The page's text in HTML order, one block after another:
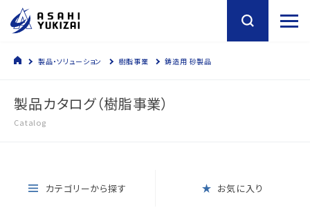
製品・ソリューション 樹脂事業 鋳造用 砂製品
製品カタログ（樹脂事業）
Catalog
カテゴリーから探す お気に入り